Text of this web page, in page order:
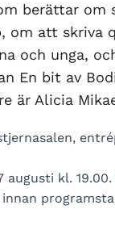
berättar om
om att skriva
och unga,
En bit av
är Alicia
augusti kl.